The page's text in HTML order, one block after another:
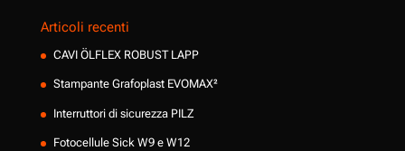
Articoli recenti
CAVI ÖLFLEX ROBUST LAPP
Stampante Grafoplast EVOMAX²
Interruttori di sicurezza PILZ
Fotocellule Sick W9 e W12